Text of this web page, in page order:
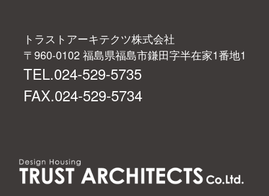
トラストアーキテクツ株式会社
〒960-0102 福島県福島市鎌田字半在家1番地1
TEL.024-529-5735
FAX.024-529-5734